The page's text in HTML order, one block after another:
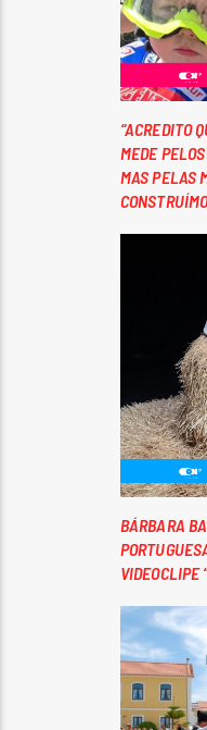
“ACREDITO
MEDE
MAS PELAS
BÁRBARA
VIDEOCLIPE